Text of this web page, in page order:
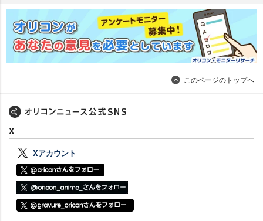
このページのトップへ
X
Xアカウント